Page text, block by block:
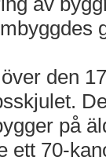
den
på
ett 70-